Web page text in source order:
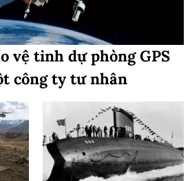
vệ tinh dự phòng GPS
công ty tư nhân